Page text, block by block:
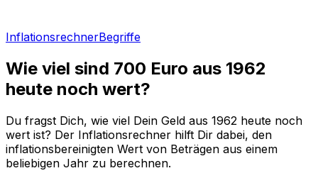
InflationsrechnerBegriffe
Wie viel sind 700 Euro aus 1962
heute noch wert?
Du fragst Dich, wie viel Dein Geld aus 1962 heute noch
wert ist? Der Inflationsrechner hilft Dir dabei, den
inflationsbereinigten Wert von Beträgen aus einem
beliebigen Jahr zu berechnen.